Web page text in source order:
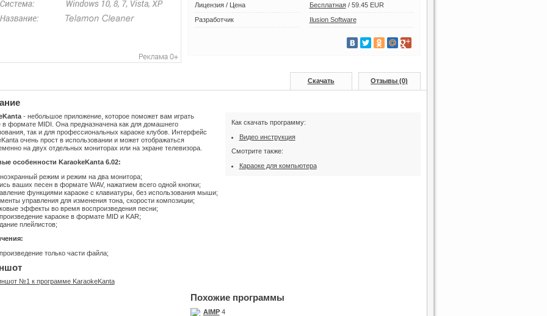
Лицензия / Цена Бесплатная/ 59.45 EUR
Разработчик
Ilusion Software
Отзывы (0)
Скачать
Как скачать программу:
Видео инструкция
Смотрите также:
Караоке для компьютера
- небольшое приложение, которое поможет вам играть
в формате MIDI. Она предназначена как для домашнего
так и для профессиональных караоке клубов. Интерфейс
очень прост в использовании и может отображаться
на двух отдельных мониторах или на экране телевизора.
особенности KaraokeKanta 6.02:
режим и режим на два монитора;
ваших песен в формате WAV, нажатием всего одной кнопки;
функциями караоке с клавиатуры, без использования мыши;
управления для изменения тона, скорости композиции;
эффекты во время воспроизведения песни;
караоке в формате MID и KAR;
плейлистов;
только части файла;
Похожие программы
AIMP4